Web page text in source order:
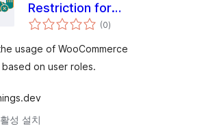
Restriction for
WooCommerce
(0전
체
점
)
usage of WooCommerce
on user roles.
성 설치